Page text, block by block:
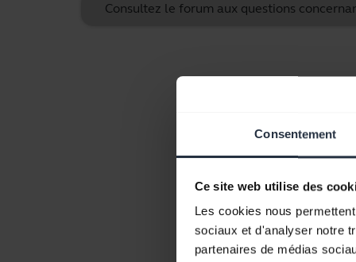
Consentement
Ce site web utilise des
Les cookies nous
sociaux et d'analyser notre
partenaires de médias
Consultez le forum aux questions